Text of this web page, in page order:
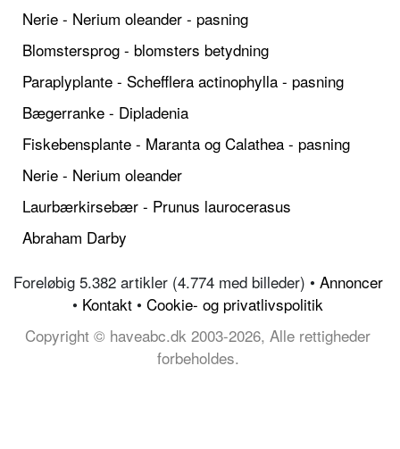
Nerie - Nerium oleander - pasning
Blomstersprog - blomsters betydning
Paraplyplante - Schefflera actinophylla - pasning
Bægerranke - Dipladenia
Fiskebensplante - Maranta og Calathea - pasning
Nerie - Nerium oleander
Laurbærkirsebær - Prunus laurocerasus
Abraham Darby
Foreløbig 5.382 artikler (4.774 med billeder) • Annoncer
• Kontakt • Cookie- og privatlivspolitik
Copyright © haveabc.dk 2003-2026, Alle rettigheder
forbeholdes.